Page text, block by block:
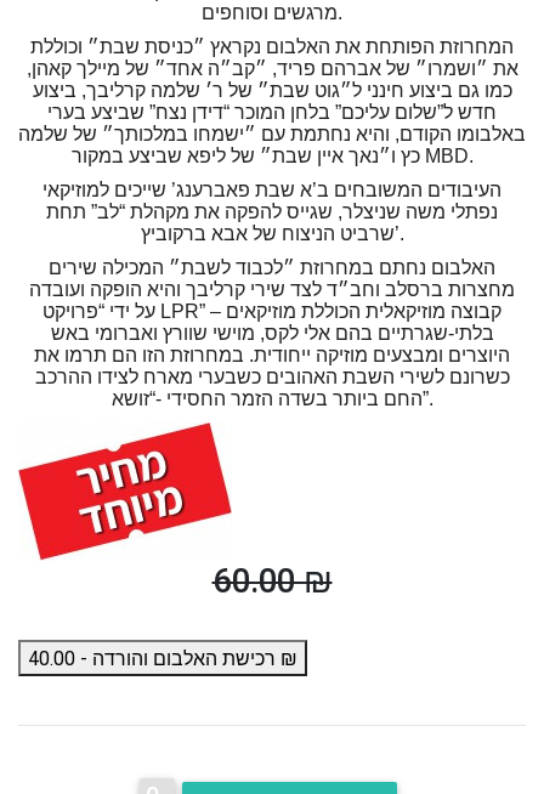
מרגשים וסוחפים.
המחרוזת הפותחת את האלבום נקראץ ״כניסת שבת״ וכוללת
את ״ושמרו״ של אברהם פריד, ״קב״ה אחד״ של מיילך קאהן,
כמו גם ביצוע חינני ל״גוט שבת״ של ר׳ שלמה קרליבך, ביצוע
חדש ל”שלום עליכם” בלחן המוכר “דידן נצח” שביצע בערי
באלבומו הקודם, והיא נחתמת עם ״ישמחו במלכותך״ של שלמה
כץ ו״נאך איין שבת״ של ליפא שביצע במקור MBD.
העיבודים המשובחים ב’א שבת פאברענג’ שייכים למוזיקאי
נפתלי משה שניצלר, שגייס להפקה את מקהלת “לב” תחת
שרביט הניצוח של אבא ברקוביץ’.
האלבום נחתם במחרוזת ״לכבוד לשבת״ המכילה שירים
מחצרות ברסלב וחב״ד לצד שירי קרליבך והיא הופקה ועובדה
על ידי “פרויקט LPR” – קבוצה מוזיקאלית הכוללת מוזיקאים
בלתי-שגרתיים בהם אלי לקס, מוישי שוורץ ואברומי באש
היוצרים ומבצעים מוזיקה ייחודית. במחרוזת הזו הם תרמו את
כשרונם לשירי השבת האהובים כשבערי מארח לצידו ההרכב
החם ביותר בשדה הזמר החסידי -“זושא”.
60.00 ₪
רכישת האלבום והורדה - 40.00 ₪